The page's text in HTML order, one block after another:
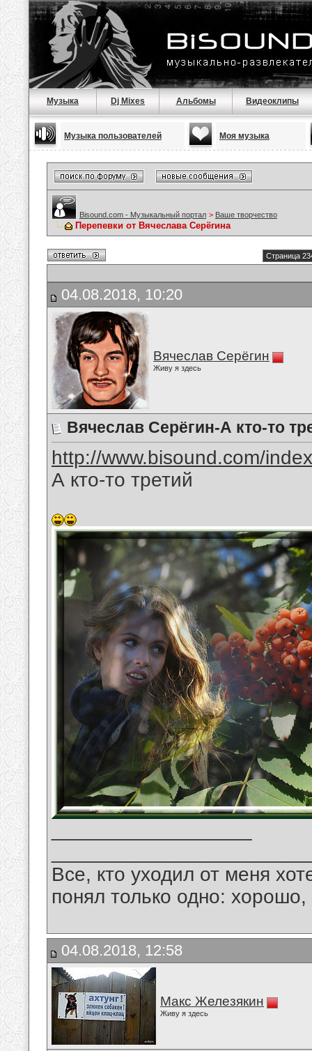
Музыка Dj Mixes Альбомы Видеоклипы
Музыка пользователей Моя музыка
Bisound.com - Музыкальный портал > Ваше творчество
Перепевки от Вячеслава Серёгина
Страница
04.08.2018, 10:20
Вячеслав Серёгин
Живу я здесь
Вячеслав Серёгин-А кто-то
http://www.bisound.com/
А кто-то третий
Все, кто уходил от меня
понял только одно:
04.08.2018, 12:58
Макс Железякин
Живу я здесь